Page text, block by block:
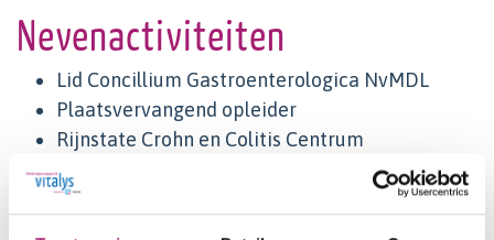
Nevenactiviteiten
Lid Concillium Gastroenterologica NvMDL
Plaatsvervangend opleider
Rijnstate Crohn en Colitis Centrum
Voorzitter Commissie Endoscopie NvMDL en
Sectie Endoscopie NVGE